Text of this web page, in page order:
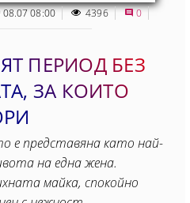
08.07 08:00 4396 0
ПЕРИОД БЕЗ
ЗА КОИТО
е представяна като най-
на една жена.
майка, спокойно